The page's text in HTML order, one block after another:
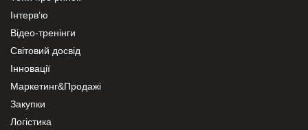
Інтерв’ю
Відео-тренінги
Світовий досвід
Інновації
Маркетинг&Продажі
Закупки
Логістика